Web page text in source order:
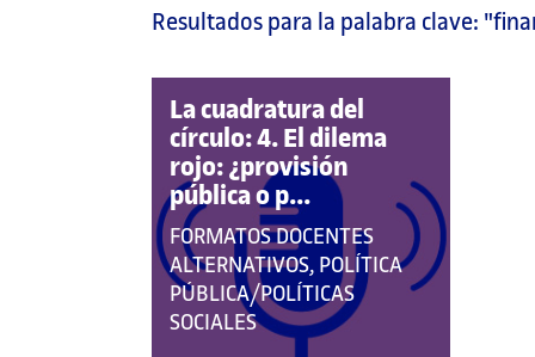
página
Resultados para la palabra clave:
La cuadratura del
círculo: 4. El dilema
rojo: ¿provisión
pública o p...
QUE
PERTENECE
A
LAS
FORMATOS DOCENTES
ALTERNATIVOS, POLÍTICA
PÚBLICA/POLÍTICAS
SOCIALES